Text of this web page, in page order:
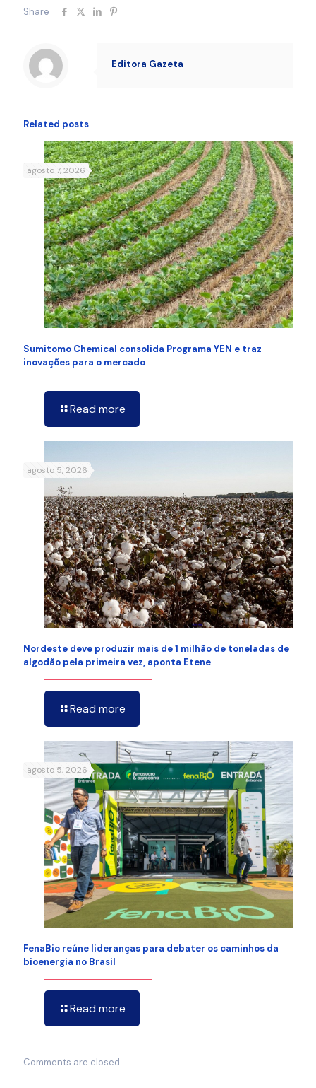
Share
Editora Gazeta
Related posts
agosto 7, 2026
Sumitomo Chemical consolida Programa YEN e traz
inovações para o mercado
Read more
agosto 5, 2026
Nordeste deve produzir mais de 1 milhão de toneladas de
algodão pela primeira vez, aponta Etene
Read more
agosto 5, 2026
FenaBio reúne lideranças para debater os caminhos da
bioenergia no Brasil
Read more
Comments are closed.